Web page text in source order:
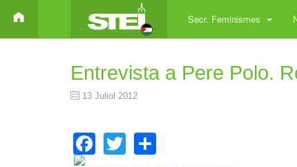
Secr. Feminismes
Entrevista a Pere Polo.
13 Juliol 2012
Facebook
Twitter